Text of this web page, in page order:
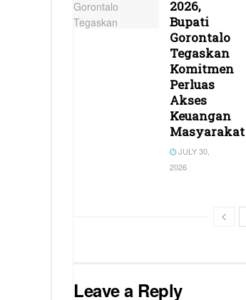
2026,
Bupati
Gorontalo
Tegaskan
Komitmen
Perluas
Akses
Keuangan
Masyarakat
JULY 30,
2026
Leave a Reply